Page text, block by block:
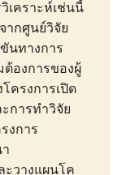
เคราะห์เช่นนี้
ากศูนย์วิจัย
นทางการ
ต้องการของผู้
ครงการเปิด
การทำวิจัย
งการ
วางแผนโค